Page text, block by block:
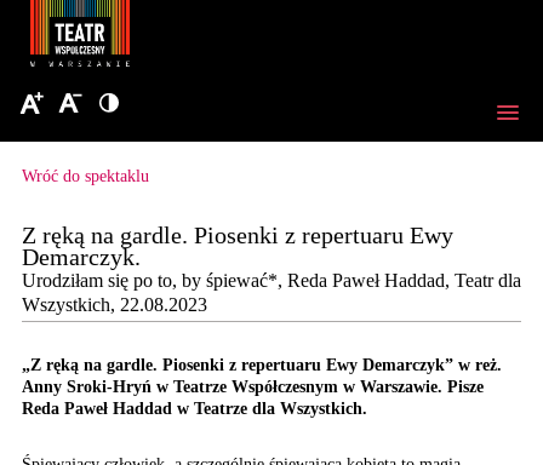
Wróć do spektaklu
Z ręką na gardle. Piosenki z repertuaru Ewy
Demarczyk.
Urodziłam się po to, by śpiewać*, Reda Paweł Haddad, Teatr dla
Wszystkich, 22.08.2023
„Z ręką na gardle. Piosenki z repertuaru Ewy Demarczyk” w reż.
Anny Sroki-Hryń w Teatrze Współczesnym w Warszawie. Pisze
Reda Paweł Haddad w Teatrze dla Wszystkich.